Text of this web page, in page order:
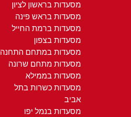
מסעדות בראשון לציון
מסעדות בראש פינה
מסעדות ברמת החייל
מסעדות בצפון
מסעדות במתחם התחנה
מסעדות מתחם שרונה
מסעדות בממילא
מסעדות כשרות בתל
אביב
מסעדות בנמל יפו